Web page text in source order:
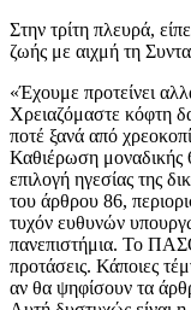
Στην τρίτη πλευρά,
ζωής με αιχμή τη
«Έχουμε προτείνει
Χρειαζόμαστε κόφτη
ποτέ ξανά από
Καθιέρωση μοναδικής
επιλογή ηγεσίας της
του άρθρου 86,
τυχόν ευθυνών
πανεπιστήμια. Το
προτάσεις. Κάποιες
αν θα ψηφίσουν τα